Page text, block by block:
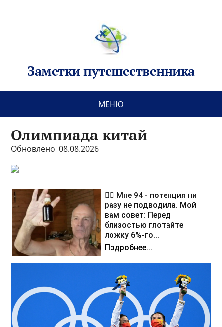
Заметки путешественника
МЕНЮ
Олимпиада китай
Обновлено: 08.08.2026
❤️‍🔥 Мне 94 - потенция ни
разу не подводила. Мой
вам совет: Перед
близостью глотайте
ложку 6%-го...
Подробнее...